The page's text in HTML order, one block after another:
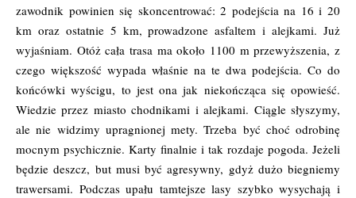
zawodnik powinien się skoncentrować: 2 podejścia na 16 i 20
km oraz ostatnie 5 km, prowadzone asfaltem i alejkami. Już
wyjaśniam. Otóż cała trasa ma około 1100 m przewyższenia, z
czego większość wypada właśnie na te dwa podejścia. Co do
końcówki wyścigu, to jest ona jak niekończąca się opowieść.
Wiedzie przez miasto chodnikami i alejkami. Ciągle słyszymy,
ale nie widzimy upragnionej mety. Trzeba być choć odrobinę
mocnym psychicznie. Karty finalnie i tak rozdaje pogoda. Jeżeli
będzie deszcz, but musi być agresywny, gdyż dużo biegniemy
trawersami. Podczas upału tamtejsze lasy szybko wysychają i